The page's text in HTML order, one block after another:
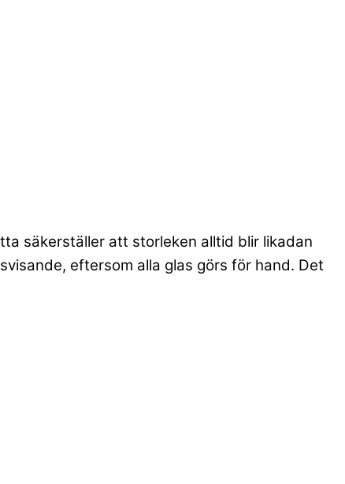
säkerställer att storleken alltid blir likadan
eftersom alla glas görs för hand. Det